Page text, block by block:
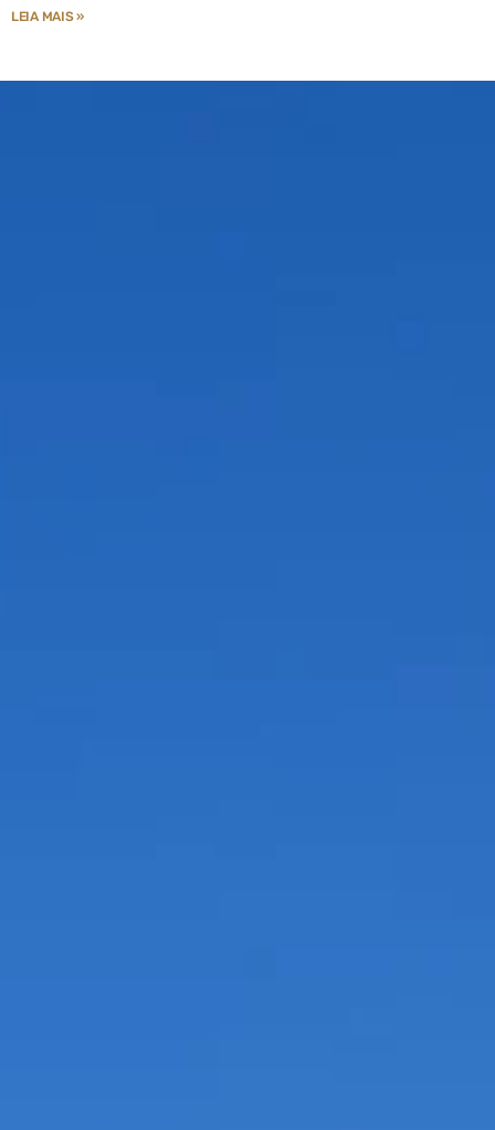
LEIA MAIS »